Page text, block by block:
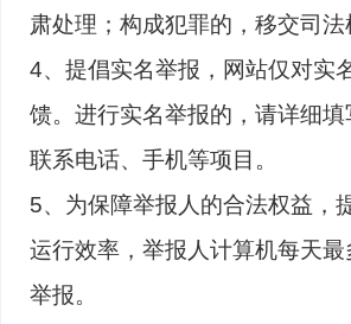
肃处理；构成犯罪的，移交司法
4、提倡实名举报，网站仅对实
馈。进行实名举报的，请详细
联系电话、手机等项目。
5、为保障举报人的合法权益，
运行效率，举报人计算机每天
举报。